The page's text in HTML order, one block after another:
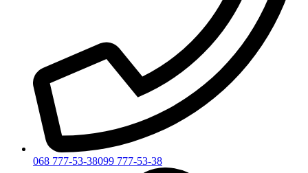
068 777-53-38099 777-53-38